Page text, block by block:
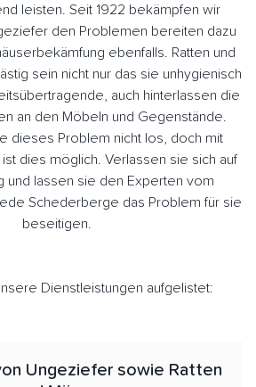
leisten. Seit 1922 bekämpfen wir
den Problemen bereiten dazu
ebenfalls. Ratten und
sein nicht nur das sie unhygienisch
auch hinterlassen die
an den Möbeln und Gegenstände.
dieses Problem nicht los, doch mit
dies möglich. Verlassen sie sich auf
und lassen sie den Experten vom
Schederberge das Problem für sie
beseitigen.
Dienstleistungen aufgelistet:
Ungeziefer sowie Ratten